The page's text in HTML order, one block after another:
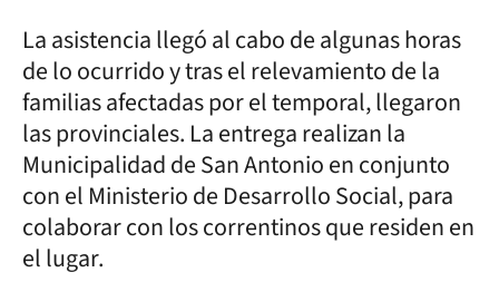
La asistencia llegó al cabo de algunas horas
de lo ocurrido y tras el relevamiento de la
familias afectadas por el temporal, llegaron
las provinciales. La entrega realizan la
Municipalidad de San Antonio en conjunto
con el Ministerio de Desarrollo Social, para
colaborar con los correntinos que residen en
el lugar.